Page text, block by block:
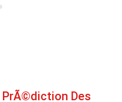
PrÃ©diction Des